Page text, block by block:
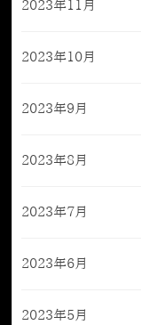
2023年11月
2023年10月
2023年9月
2023年8月
2023年7月
2023年6月
2023年5月